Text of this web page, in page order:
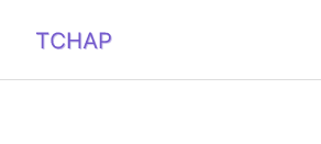
contenu